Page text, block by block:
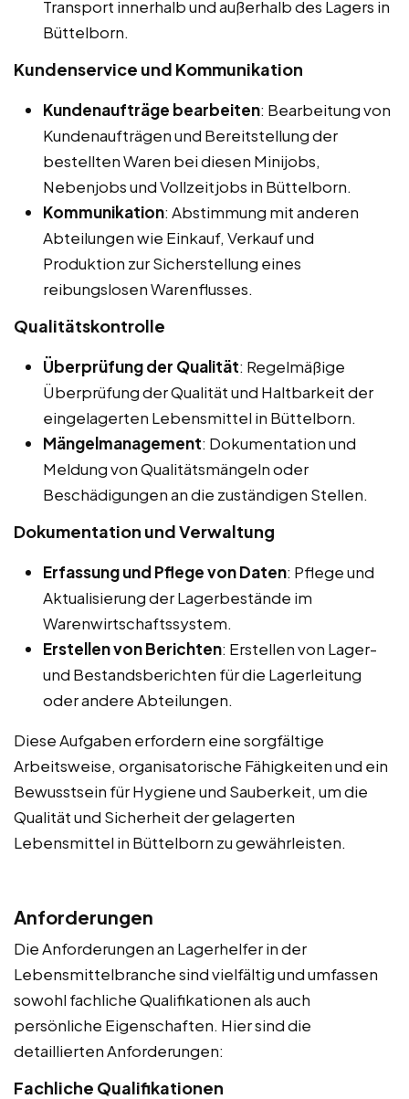
Transport innerhalb und außerhalb des Lagers in
Büttelborn.
Kundenservice und Kommunikation
Kundenaufträge bearbeiten: Bearbeitung von
Kundenaufträgen und Bereitstellung der
bestellten Waren bei diesen Minijobs,
Nebenjobs und Vollzeitjobs in Büttelborn.
Kommunikation: Abstimmung mit anderen
Abteilungen wie Einkauf, Verkauf und
Produktion zur Sicherstellung eines
reibungslosen Warenflusses.
Qualitätskontrolle
Überprüfung der Qualität: Regelmäßige
Überprüfung der Qualität und Haltbarkeit der
eingelagerten Lebensmittel in Büttelborn.
Mängelmanagement: Dokumentation und
Meldung von Qualitätsmängeln oder
Beschädigungen an die zuständigen Stellen.
Dokumentation und Verwaltung
Erfassung und Pflege von Daten: Pflege und
Aktualisierung der Lagerbestände im
Warenwirtschaftssystem.
Erstellen von Berichten: Erstellen von Lager-
und Bestandsberichten für die Lagerleitung
oder andere Abteilungen.
Diese Aufgaben erfordern eine sorgfältige
Arbeitsweise, organisatorische Fähigkeiten und ein
Bewusstsein für Hygiene und Sauberkeit, um die
Qualität und Sicherheit der gelagerten
Lebensmittel in Büttelborn zu gewährleisten.
Anforderungen
Die Anforderungen an Lagerhelfer in der
Lebensmittelbranche sind vielfältig und umfassen
sowohl fachliche Qualifikationen als auch
persönliche Eigenschaften. Hier sind die
detaillierten Anforderungen:
Fachliche Qualifikationen